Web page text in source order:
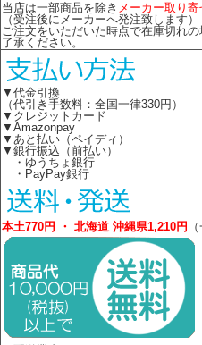
当店は一部商品を除き メーカー取り寄
（受注後にメーカーへ発注致します）
ご注文をいただいた時点で在庫切れ
了承ください。
▼代金引換
（代引き手数料：全国一律330円）
▼クレジットカード
▼Amazonpay
▼あと払い（ペイディ）
▼銀行振込（前払い）
・ゆうちょ銀行
・PayPay銀行
本土770円 ・ 北海道 沖縄県1,210円